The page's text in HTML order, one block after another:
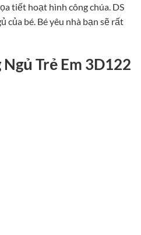
tiết hoạt hình công chúa. DS
của bé. Bé yêu nhà bạn sẽ rất
Trẻ Em 3D122